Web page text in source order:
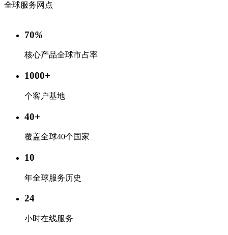
全球服务网点
70%
核心产品全球市占率
1000+
个客户基地
40+
覆盖全球40个国家
10
年全球服务历史
24
小时在线服务